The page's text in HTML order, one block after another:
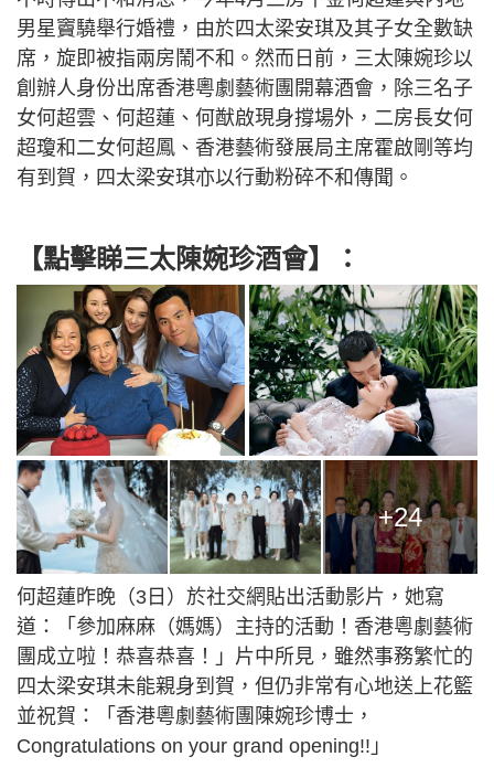
男星竇驍舉行婚禮，由於四太梁安琪及其子女全數缺
席，旋即被指兩房鬧不和。然而日前，三太陳婉珍以
創辦人身份出席香港粵劇藝術團開幕酒會，除三名子
女何超雲、何超蓮、何猷啟現身撐場外，二房長女何
超瓊和二女何超鳳、香港藝術發展局主席霍啟剛等均
有到賀，四太梁安琪亦以行動粉碎不和傳聞。
【點擊睇三太陳婉珍酒會】：
+24
何超蓮昨晚（3日）於社交網貼出活動影片，她寫
道：「參加麻麻（媽媽）主持的活動！香港粵劇藝術
團成立啦！恭喜恭喜！」片中所見，雖然事務繁忙的
四太梁安琪未能親身到賀，但仍非常有心地送上花籃
並祝賀：「香港粵劇藝術團陳婉珍博士，
Congratulations on your grand opening!!」